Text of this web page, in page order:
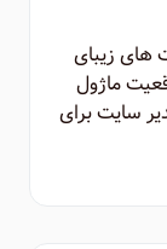
های زیبای
ماژول
سایت برای